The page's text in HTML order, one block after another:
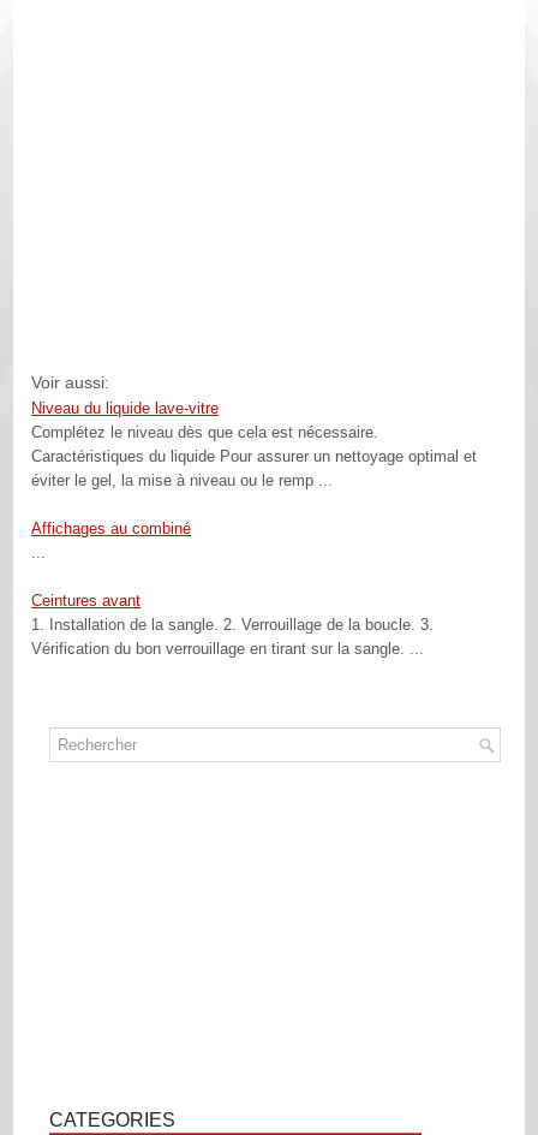
Voir aussi:
Niveau du liquide lave-vitre
Complétez le niveau dès que cela est nécessaire.
Caractéristiques du liquide Pour assurer un nettoyage optimal et
éviter le gel, la mise à niveau ou le remp ...
Affichages au combiné
...
Ceintures avant
1. Installation de la sangle. 2. Verrouillage de la boucle. 3.
Vérification du bon verrouillage en tirant sur la sangle. ...
CATEGORIES